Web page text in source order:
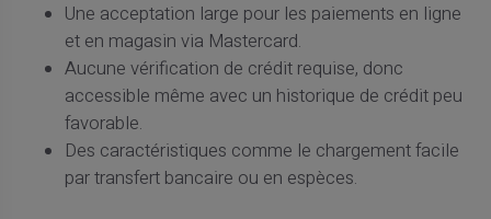
Une acceptation large pour les paiements en ligne
et en magasin via Mastercard.
Aucune vérification de crédit requise, donc
accessible même avec un historique de crédit peu
favorable.
Des caractéristiques comme le chargement facile
par transfert bancaire ou en espèces.